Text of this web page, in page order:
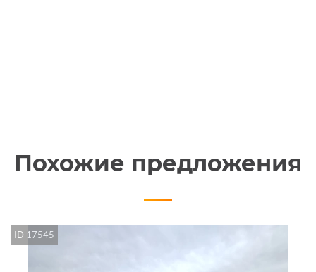
Похожие предложения
ID 17545